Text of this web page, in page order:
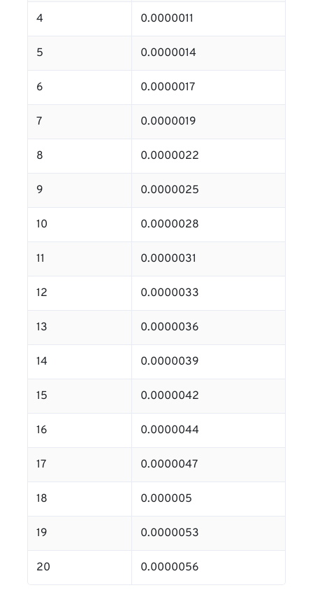
4 0.0000011
5 0.0000014
6 0.0000017
7 0.0000019
8 0.0000022
9 0.0000025
10 0.0000028
11 0.0000031
12 0.0000033
13 0.0000036
14 0.0000039
15 0.0000042
16 0.0000044
17 0.0000047
18 0.000005
19 0.0000053
20 0.0000056